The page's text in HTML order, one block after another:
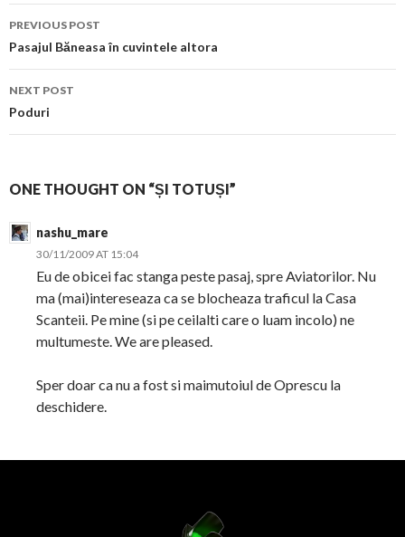
Post
navigation
PREVIOUS POST
Pasajul Băneasa în cuvintele altora
NEXT POST
Poduri
ONE THOUGHT ON “ȘI TOTUȘI”
nashu_mare
30/11/2009 AT 15:04
Eu de obicei fac stanga peste pasaj, spre Aviatorilor. Nu
ma (mai)intereseaza ca se blocheaza traficul la Casa
Scanteii. Pe mine (si pe ceilalti care o luam incolo) ne
multumeste. We are pleased.
Sper doar ca nu a fost si maimutoiul de Oprescu la
deschidere.